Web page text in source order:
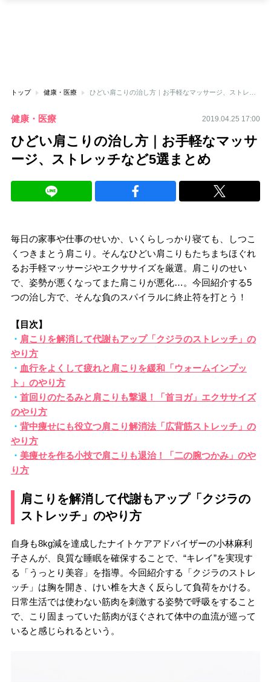
トップ 健康・医療
健康・医療 2019.04.25 17:00
ひどい肩こりの治し方｜お手軽なマッサ
ージ、ストレッチなど5選まとめ
毎日の家事や仕事のせいか、いくらしっかり寝ても、しつこ
くつきまとう肩こり。そんなひどい肩こりもたちまちほぐれ
るお手軽マッサージやエクササイズを厳選。肩こりのせい
で、姿勢が悪くなってまた肩こりが悪化…。今回紹介する5
つの治し方で、そんな負のスパイラルに終止符を打とう！
【目次】
・ 肩こりを解消して代謝もアップ「クジラのストレッチ」の
やり方
・ 血行をよくして疲れと肩こりを緩和「ウォームインプッ
ト」のやり方
・ 首回りのたるみと肩こりも撃退！「首ヨガ」エクササイズ
のやり方
・ 背中痩せにも役立つ肩こり解消法「広背筋ストレッチ」の
やり方
・ 美痩せを作る小技で肩こりも退治！「二の腕つかみ」のや
り方
肩こりを解消して代謝もアップ「クジラの
ストレッチ」のやり方
自身も8kg減を達成したナイトケアアドバイザーの小林麻利
子さんが、良質な睡眠を確保することで、“キレイ”を実現す
る「うっとり美容」を指導。今回紹介する「クジラのストレ
ッチ」は胸を開き、けい椎を大きく反らして負荷をかける。
日常生活では使わない筋肉を刺激する姿勢で呼吸をすること
で、こり固まっていた筋肉がほぐされて体中の血流が巡って
いると感じられるという。